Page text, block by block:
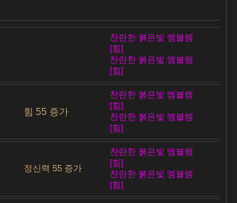
찬란한 붉은빛 엠블렘
[힘]
찬란한 붉은빛 엠블렘
[힘]
힘 55 증가
찬란한 붉은빛 엠블렘
[힘]
찬란한 붉은빛 엠블렘
[힘]
정신력 55 증가
찬란한 붉은빛 엠블렘
[힘]
찬란한 붉은빛 엠블렘
[힘]